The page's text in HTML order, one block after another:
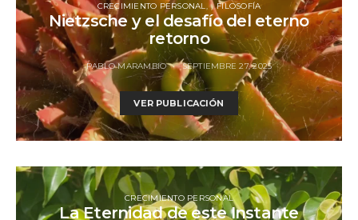
CRECIMIENTO PERSONAL FILOSOFÍA
Nietzsche y el desafío del eterno
retorno
PABLO MARAMBIO SEPTIEMBRE 27, 2025
VER PUBLICACIÓN
CRECIMIENTO PERSONAL
La Eternidad de este Instante